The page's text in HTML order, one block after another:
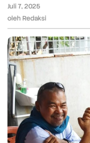
Juli 7, 2025
Redaksi
oleh Redaksi